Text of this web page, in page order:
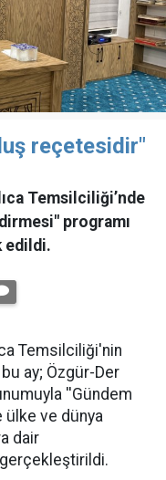
reçetesidir"
Temsilciliği’nde
programı
edildi.
Temsilciliği'nin
ay; Özgür-Der
''Gündem
ülke ve dünya
dair